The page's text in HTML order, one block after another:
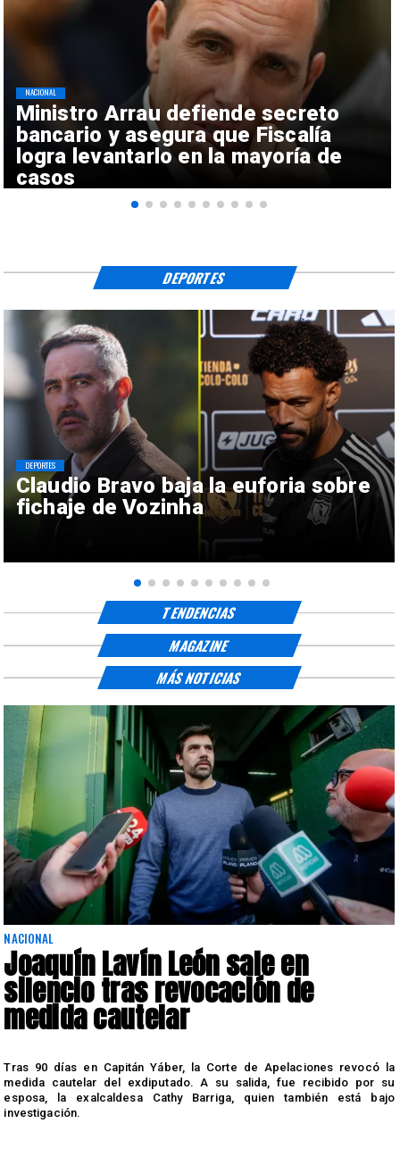
Ministro Arrau defiende secreto
bancario y asegura que Fiscalía
logra levantarlo en la mayoría de
casos
NACIONAL
Claudio Bravo baja la euforia sobre
fichaje de Vozinha
DEPORTES
DEPORTES
TENDENCIAS
MAGAZINE
NACIONAL
Joaquín Lavín León sale en
silencio tras revocación de
medida cautelar
Tras 90 días en Capitán Yáber, la Corte de Apelaciones revocó la
medida cautelar del exdiputado. A su salida, fue recibido por su
esposa, la exalcaldesa Cathy Barriga, quien también está bajo
investigación.
MÁS NOTICIAS